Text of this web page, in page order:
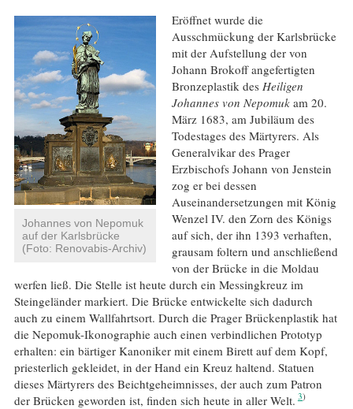
Johannes von Nepomuk
auf der Karlsbrücke
(Foto: Renovabis-Archiv)
Eröffnet wurde die
Ausschmückung der Karlsbrücke
mit der Aufstellung der von
Johann Brokoff angefertigten
Bronzeplastik des Heiligen
Johannes von Nepomukam 20.
März 1683, am Jubiläum des
Todestages des Märtyrers. Als
Generalvikar des Prager
Erzbischofs Johann von Jenstein
zog er bei dessen
Auseinandersetzungen mit König
Wenzel IV. den Zorn des Königs
auf sich, der ihn 1393 verhaften,
grausam foltern und anschließend
von der Brücke in die Moldau
werfen ließ. Die Stelle ist heute durch ein Messingkreuz im
Steingeländer markiert. Die Brücke entwickelte sich dadurch
auch zu einem Wallfahrtsort. Durch die Prager Brückenplastik hat
die Nepomuk-Ikonographie auch einen verbindlichen Prototyp
erhalten: ein bärtiger Kanoniker mit einem Birett auf dem Kopf,
priesterlich gekleidet, in der Hand ein Kreuz haltend. Statuen
dieses Märtyrers des Beichtgeheimnisses, der auch zum Patron
der Brücken geworden ist, finden sich heute in aller Welt. 3